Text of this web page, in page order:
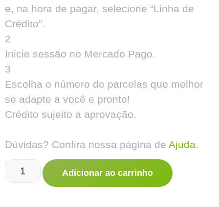
e, na hora de pagar, selecione “Linha de
Crédito”.
2
Inicie sessão no Mercado Pago.
3
Escolha o número de parcelas que melhor
se adapte a você e pronto!
Crédito sujeito a aprovação.
Dúvidas? Confira nossa página de Ajuda.
Adicionar ao carrinho